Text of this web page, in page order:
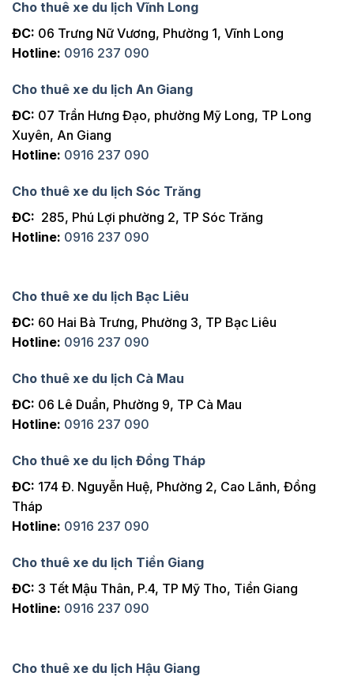
Cho thuê xe du lịch Vĩnh Long
ĐC: 06 Trưng Nữ Vương, Phường 1, Vĩnh Long
Hotline: 0916 237 090
Cho thuê xe du lịch An Giang
ĐC: 07 Trần Hưng Đạo, phường Mỹ Long, TP Long
Xuyên, An Giang
Hotline: 0916 237 090
Cho thuê xe du lịch Sóc Trăng
ĐC: 285, Phú Lợi phường 2, TP Sóc Trăng
Hotline: 0916 237 090
Cho thuê xe du lịch Bạc Liêu
ĐC: 60 Hai Bà Trưng, Phường 3, TP Bạc Liêu
Hotline: 0916 237 090
Cho thuê xe du lịch Cà Mau
ĐC: 06 Lê Duẩn, Phường 9, TP Cà Mau
Hotline: 0916 237 090
Cho thuê xe du lịch Đồng Tháp
ĐC: 174 Đ. Nguyễn Huệ, Phường 2, Cao Lãnh, Đồng
Tháp
Hotline: 0916 237 090
Cho thuê xe du lịch Tiền Giang
ĐC: 3 Tết Mậu Thân, P.4, TP Mỹ Tho, Tiền Giang
Hotline: 0916 237 090
Cho thuê xe du lịch Hậu Giang